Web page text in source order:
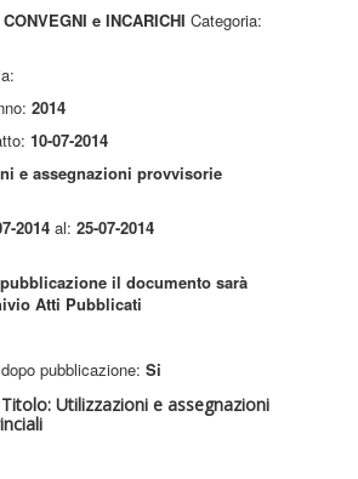
e INCARICHI Categoria:
2014
10-07-2014
e assegnazioni provvisorie
2014 al: 25-07-2014
il documento sarà
Atti Pubblicati
pubblicazione: Si
Utilizzazioni e assegnazioni